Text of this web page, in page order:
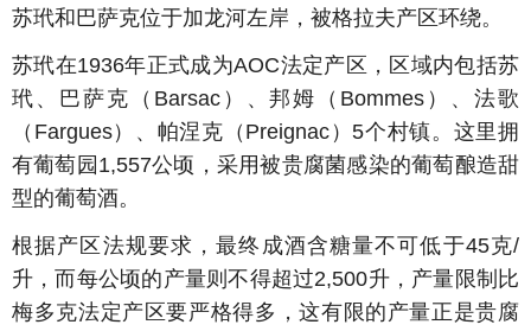
苏玳和巴萨克位于加龙河左岸，被格拉夫产区环绕。
苏玳在1936年正式成为AOC法定产区，区域内包括苏
玳、巴萨克（Barsac）、邦姆（Bommes）、法歌
（Fargues）、帕涅克（Preignac）5个村镇。这里拥
有葡萄园1,557公顷，采用被贵腐菌感染的葡萄酿造甜
型的葡萄酒。
根据产区法规要求，最终成酒含糖量不可低于45克/
升，而每公顷的产量则不得超过2,500升，产量限制比
梅多克法定产区要严格得多，这有限的产量正是贵腐